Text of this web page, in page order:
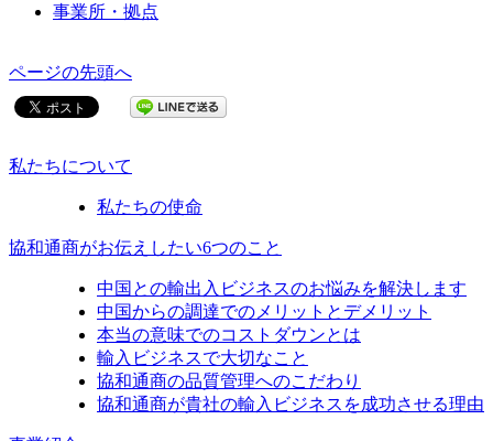
事業所・拠点
ページの先頭へ
私たちについて
私たちの使命
協和通商がお伝えしたい6つのこと
中国との輸出入ビジネスのお悩みを解決します
中国からの調達でのメリットとデメリット
本当の意味でのコストダウンとは
輸入ビジネスで大切なこと
協和通商の品質管理へのこだわり
協和通商が貴社の輸入ビジネスを成功させる理由